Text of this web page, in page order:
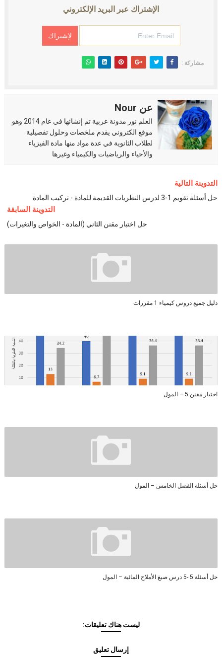
الإشتراك عبر البريد الإلكتروني
مشاركة :
عن Nour
العلم نور مدونة عربية تم إنشائها في عام 2014 وهو
موقع الكتروني يقدم ملخصات وحلول تفصيلية
لطلاب الثانوية في عدة مواد منها مادة الفيزياء
والأحياء والرياضيات والكيمياء وغيرها
التدوينة التالية
حل أسئلة تقويم 1-3 لدرس النظريات القديمة للمادة - تركيب المادة
التدوينة السابقة
حل اختبار مقنن الثاني (المادة - الخواص والتغيرات)
دليل جميع دروس كيمياء 1 مقررات
اختبار مقنن 5 – المول
حل أسئلة الفصل الخامس – المول
حل أسئلة 5 -5 درس صيغ الأملاح المائية – المول
ليست هناك تعليقات:
إرسال تعليق